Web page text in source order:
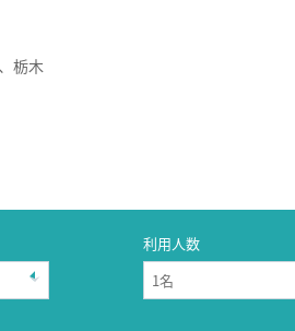
栃木
利用人数